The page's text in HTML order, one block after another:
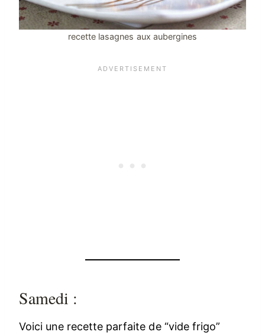
recette lasagnes aux aubergines
Samedi :
Voici une recette parfaite de “vide frigo”